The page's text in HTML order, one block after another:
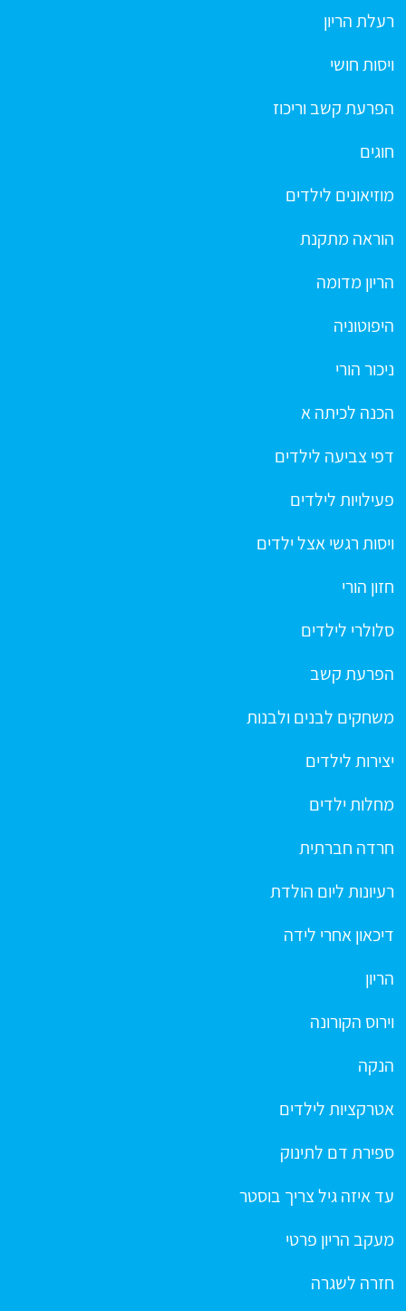
רעלת הריון
ויסות חושי
הפרעת קשב וריכוז
חוגים
מוזיאונים לילדים
הוראה מתקנת
הריון מדומה
היפוטוניה
ניכור הורי
הכנה לכיתה א
דפי צביעה לילדים
פעילויות לילדים
ויסות רגשי אצל ילדים
חזון הורי
סלולרי לילדים
הפרעת קשב
משחקים לבנים ולבנות
יצירות לילדים
מחלות ילדים
חרדה חברתית
רעיונות ליום הולדת
דיכאון אחרי לידה
הריון
וירוס הקורונה
הנקה
אטרקציות לילדים
ספירת דם לתינוק
עד איזה גיל צריך בוסטר
מעקב הריון פרטי
חזרה לשגרה